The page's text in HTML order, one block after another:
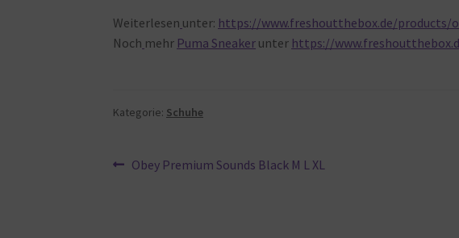
Weiterlesen unter: https://www.freshoutthebox.de/products/
Noch mehr Puma Sneaker unter https://
Kategorie: Schuhe
Beitragsnavigation
Vorheriger
Obey Premium Sounds Black M L XL